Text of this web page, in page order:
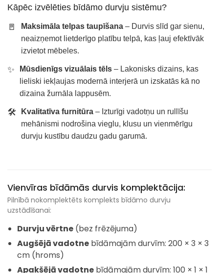
Kāpēc izvēlēties bīdāmo durvju sistēmu?
🚪
Maksimāla telpas taupīšana – Durvis slīd gar sienu,
neaizņemot lietderīgo platību telpā, kas ļauj efektīvāk
izvietot mēbeles.
✨ Mūsdienīgs vizuālais tēls – Lakonisks dizains, kas
lieliski iekļaujas modernā interjerā un izskatās kā no
dizaina žurnāla lappusēm.
🛠️ Kvalitatīva furnitūra – Izturīgi vadotņu un rullīšu
mehānismi nodrošina vieglu, klusu un vienmērīgu
durvju kustību daudzu gadu garumā.
Vienvīras bīdāmās durvis komplektācija:
Pilnībā nokomplektēts komplekts bīdāmo durvju
uzstādīšanai:
Durvju vērtne (bez frēzējuma)
Augšējā vadotne bīdāmajām durvīm: 200 × 3 × 3
cm (hroms)
Apakšējā vadotne bīdāmajām durvīm: 100 × 1 × 1